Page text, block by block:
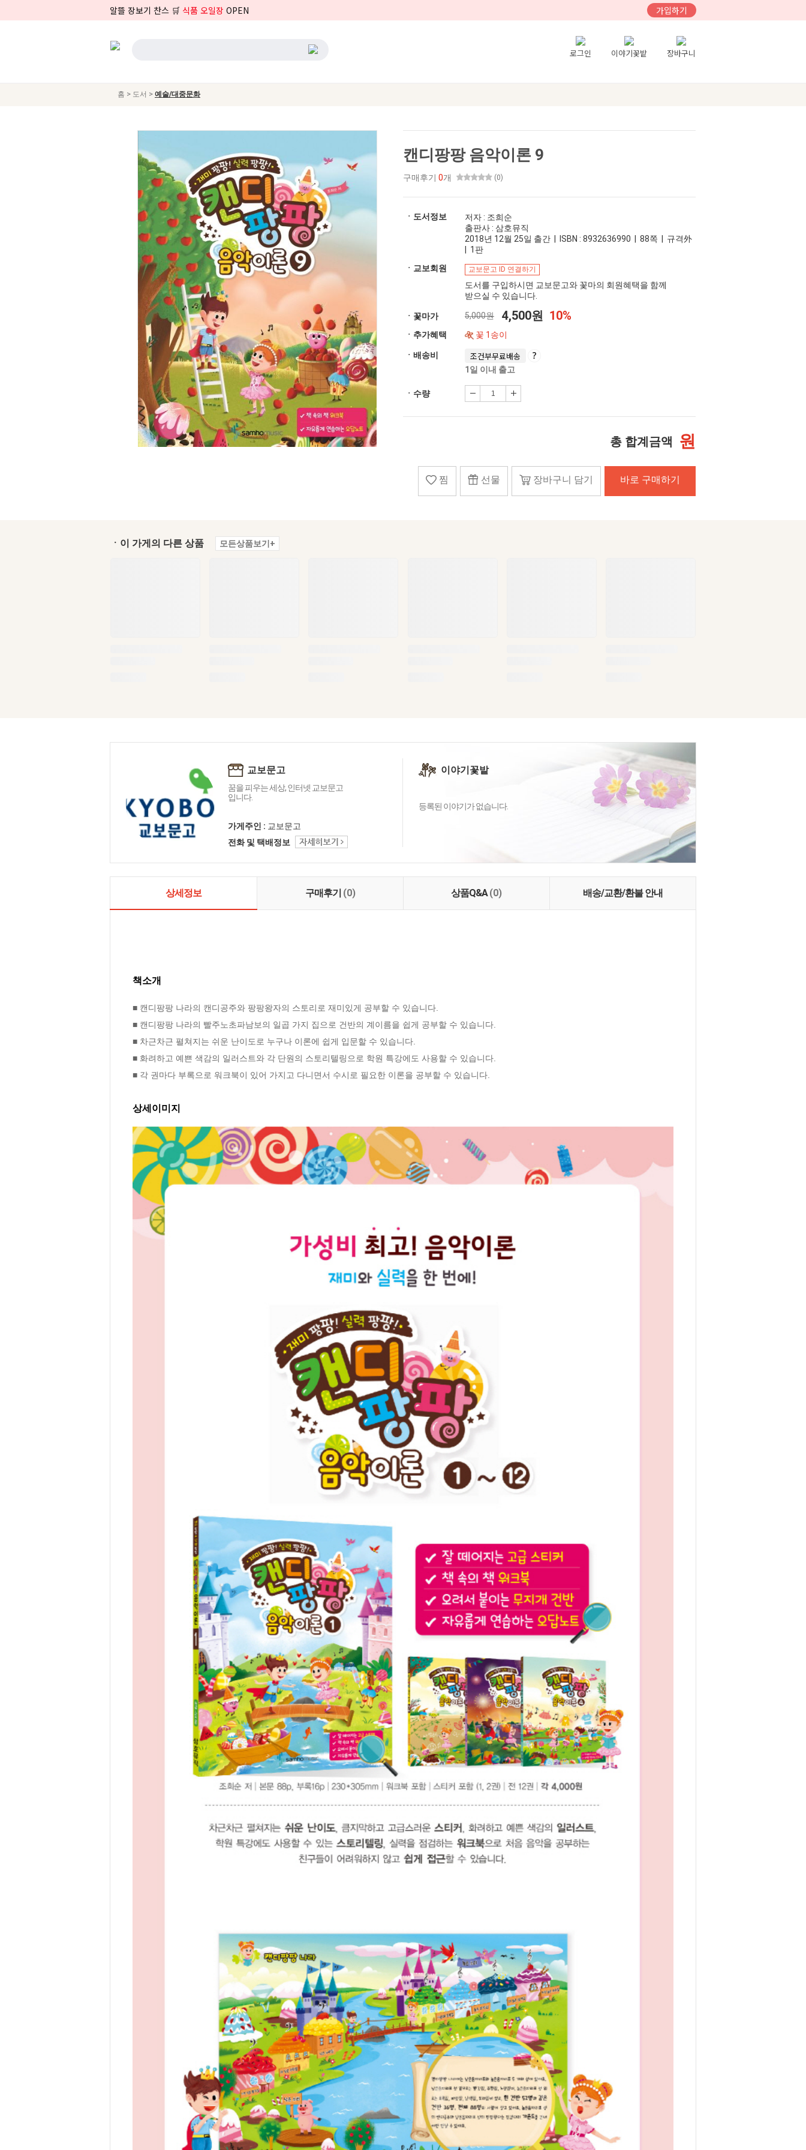
알뜰 장보기 찬스 🛒 식품 오일장 OPEN 가입하기
로그인 이야기꽃밭 장바구니
홈 > 도서 > 예술/대중문화
캔디팡팡 음악이론 9
구매후기 0개 (0)
ㆍ도서정보
저자 : 조희순
출판사 : 삼호뮤직
2018년 12월 25일 출간 | ISBN : 8932636990 | 88쪽 | 규격外
| 1판
ㆍ교보회원
교보문고 ID 연결하기
도서를 구입하시면 교보문고와 꽃마의 회원혜택을 함께
받으실 수 있습니다.
ㆍ꽃마가 5,000원 4,500원 10%
ㆍ추가혜택 꽃 1송이
ㆍ배송비 조건부무료배송
1일 이내 출고
ㆍ수량
총 합계금액 원
찜 선물 장바구니 담기 바로 구매하기
ㆍ이 가게의 다른 상품 모든상품보기+
교보문고
꿈을 피우는 세상, 인터넷 교보문고
입니다.
가게주인 : 교보문고
전화 및 택배정보
이야기꽃밭
등록된 이야기가 없습니다.
상세정보 구매후기 (0) 상품Q&A(0) 배송/교환/환불 안내
책소개
■ 캔디팡팡 나라의 캔디공주와 팡팡왕자의 스토리로 재미있게 공부할 수 있습니다.
■ 캔디팡팡 나라의 빨주노초파남보의 일곱 가지 집으로 건반의 계이름을 쉽게 공부할 수 있습니다.
■ 차근차근 펼쳐지는 쉬운 난이도로 누구나 이론에 쉽게 입문할 수 있습니다.
■ 화려하고 예쁜 색감의 일러스트와 각 단원의 스토리텔링으로 학원 특강에도 사용할 수 있습니다.
■ 각 권마다 부록으로 워크북이 있어 가지고 다니면서 수시로 필요한 이론을 공부할 수 있습니다.
상세이미지